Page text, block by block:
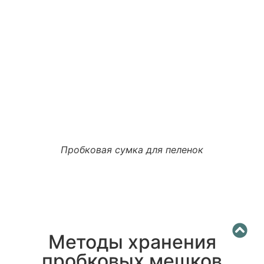
Пробковая сумка для пеленок
Методы хранения